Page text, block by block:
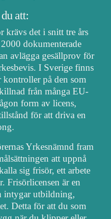
att:
krävs det i snitt tre års
dokumenterade
avlägga gesällprov för
I Sverige finns
på den som
från många EU-
form av licens,
för att driva en
Yrkesnämnd fram
att uppnå
sig frisör, ett arbete
Frisörlicensen är en
intygar utbildning,
Detta för att du som